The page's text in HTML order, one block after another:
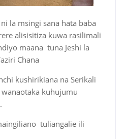
la msingi sana hata baba
alisisitiza kuwa rasilimali
maana tuna Jeshi la
Chana
kushirikiana na Serikali
kuhujumu
tuliangalie ili